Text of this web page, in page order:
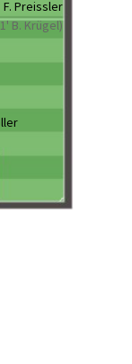
F. Preissler
B. Krügel)